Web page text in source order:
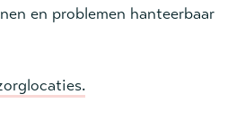
en problemen hanteerbaar